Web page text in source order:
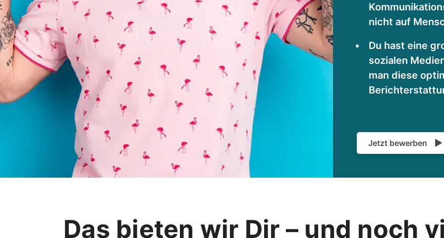
nicht auf
Du hast eine
sozialen
man diese
Jetzt bewerben
Das bieten wir Dir – und noch